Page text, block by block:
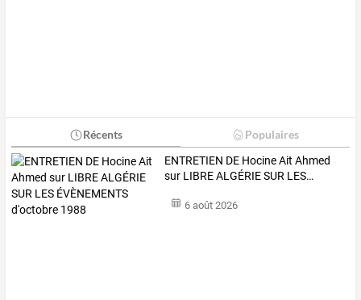
Récents Populaires
ENTRETIEN DE HocineAit Ahmed
sur LIBREALGÉRIESUR LES…
6 août 2026